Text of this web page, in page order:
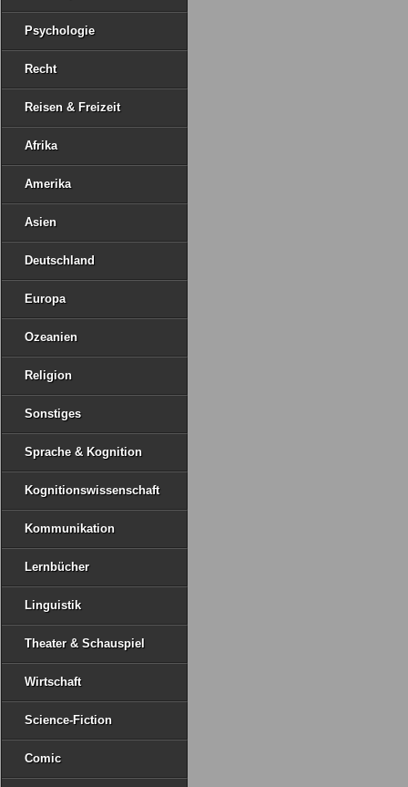
Psychologie
Recht
Reisen & Freizeit
Afrika
Amerika
Asien
Deutschland
Europa
Ozeanien
Religion
Sonstiges
Sprache & Kognition
Kognitionswissenschaft
Kommunikation
Lernbücher
Linguistik
Theater & Schauspiel
Wirtschaft
Science-Fiction
Comic